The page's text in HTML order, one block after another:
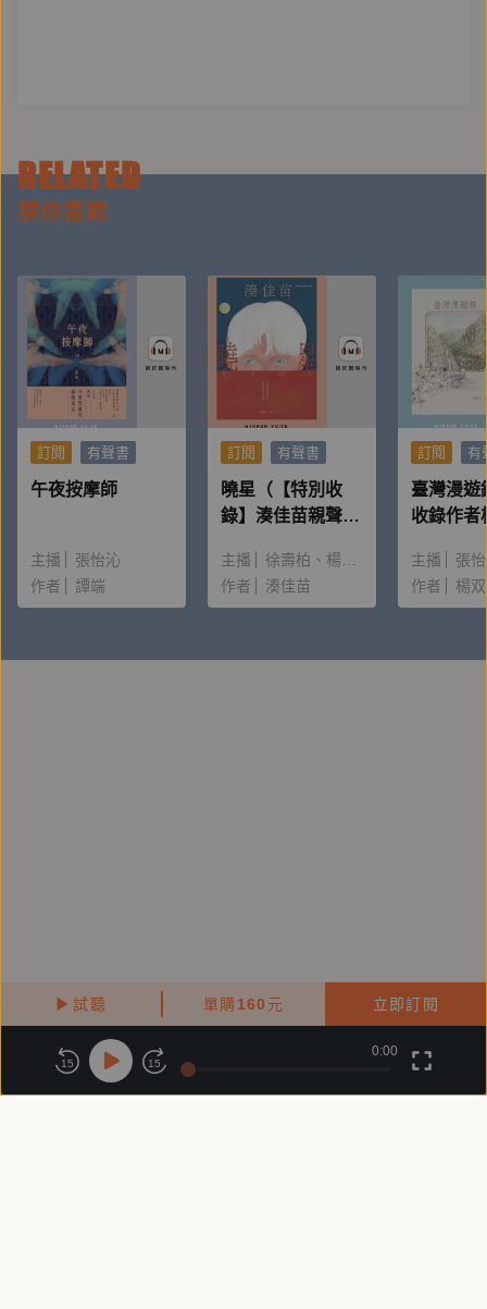
試聽 單購160 元 立即訂閱
RELATED
猜你喜歡
訂閱 有聲書
午夜按摩師
主播
張怡沁
作者
譚端
訂閱 有聲書
曉星（【特別收
錄】湊佳苗親聲朗
主播 徐壽柏
楊雅淳
作者
湊佳苗
訂閱 有
臺灣漫遊
收錄作者
主播
張
作者
楊
關於鏡好聽
商務合作 付費條款 會員條款
15 15
0:00